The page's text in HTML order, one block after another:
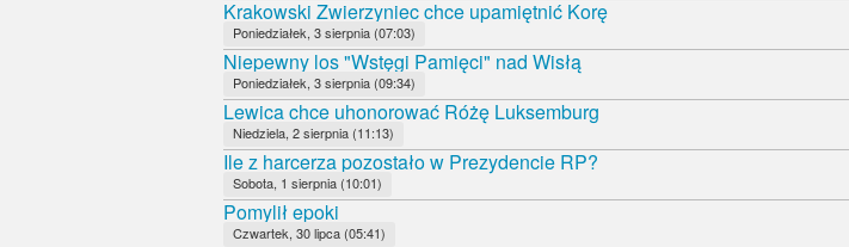
Krakowski Zwierzyniec chce upamiętnić Korę
Poniedziałek, 3 sierpnia (07:03)
Niepewny los "Wstęgi Pamięci" nad Wisłą
Poniedziałek, 3 sierpnia (09:34)
Lewica chce uhonorować Różę Luksemburg
Niedziela, 2 sierpnia (11:13)
Ile z harcerza pozostało w Prezydencie RP?
Sobota, 1 sierpnia (10:01)
Pomylił epoki
Czwartek, 30 lipca (05:41)